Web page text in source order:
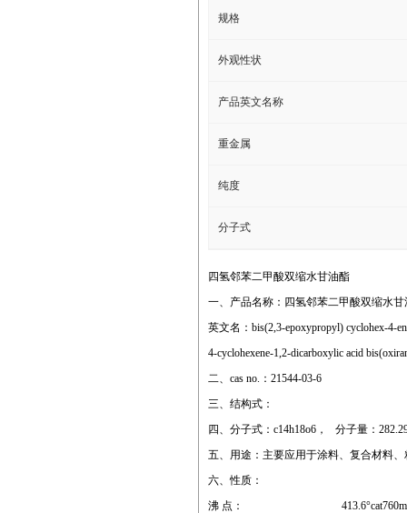
规格
外观性状
产品英文名称
重金属
纯度
分子式
四氢邻苯二甲酸双缩水甘油酯
一、产品名称：四氢邻苯二甲酸双缩水甘
英文名：bis(2,3-epoxypropyl) cyclohex-
4-cyclohexene-1,2-dicarboxylic acid
二、cas no.：21544-03-6
三、结构式：
四、分子式：c14h18o6， 分子量：
五、用途：主要应用于涂料、复合材料
六、性质：
沸 点：